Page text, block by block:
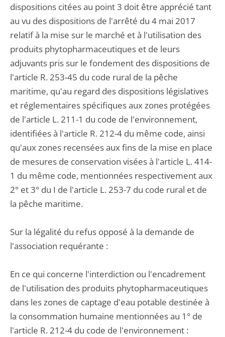
dispositions citées au point 3 doit être apprécié tant
au vu des dispositions de l'arrêté du 4 mai 2017
relatif à la mise sur le marché et à l'utilisation des
produits phytopharmaceutiques et de leurs
adjuvants pris sur le fondement des dispositions de
l'article R. 253-45 du code rural de la pêche
maritime, qu'au regard des dispositions législatives
et réglementaires spécifiques aux zones protégées
de l'article L. 211-1 du code de l'environnement,
identifiées à l'article R. 212-4 du même code, ainsi
qu'aux zones recensées aux fins de la mise en place
de mesures de conservation visées à l'article L. 414-
1 du même code, mentionnées respectivement aux
2° et 3° du I de l'article L. 253-7 du code rural et de
la pêche maritime.
Sur la légalité du refus opposé à la demande de
l'association requérante :
En ce qui concerne l'interdiction ou l'encadrement
de l'utilisation des produits phytopharmaceutiques
dans les zones de captage d'eau potable destinée à
la consommation humaine mentionnées au 1° de
l'article R. 212-4 du code de l'environnement :